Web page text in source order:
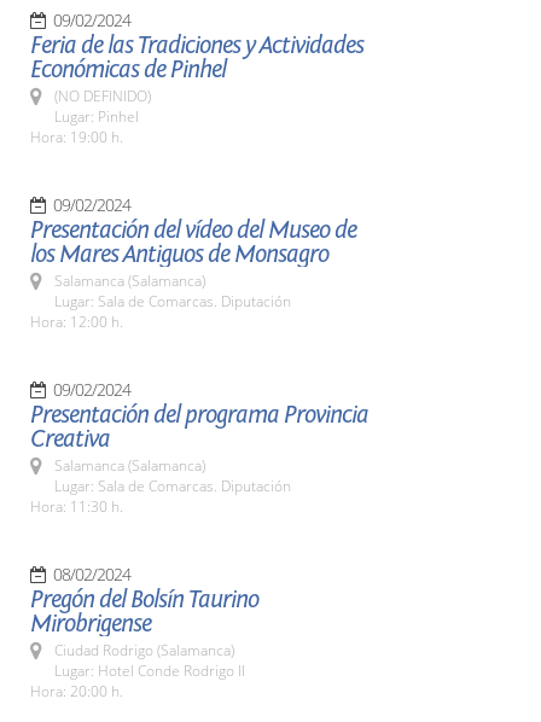
09/02/2024
Feria de las Tradiciones y Actividades
Económicas de Pinhel
(NO DEFINIDO)
Lugar: Pinhel
Hora: 19:00 h.
09/02/2024
Presentación del vídeo del Museo de
los Mares Antiguos de Monsagro
Salamanca (Salamanca)
Lugar: Sala de Comarcas. Diputación
Hora: 12:00 h.
09/02/2024
Presentación del programa Provincia
Creativa
Salamanca (Salamanca)
Lugar: Sala de Comarcas. Diputación
Hora: 11:30 h.
08/02/2024
Pregón del Bolsín Taurino
Mirobrigense
Ciudad Rodrigo (Salamanca)
Lugar: Hotel Conde Rodrigo II
Hora: 20:00 h.